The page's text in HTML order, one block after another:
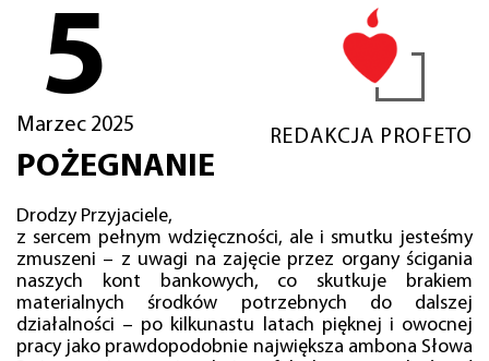
5
Marzec 2025
REDAKCJA PROFETO
POŻEGNANIE
Drodzy Przyjaciele,
z sercem pełnym wdzięczności, ale i smutku jesteśmy
zmuszeni – z uwagi na zajęcie przez organy ścigania
naszych kont bankowych, co skutkuje brakiem
materialnych środków potrzebnych do dalszej
działalności – po kilkunastu latach pięknej i owocnej
pracy jako prawdopodobnie największa ambona Słowa